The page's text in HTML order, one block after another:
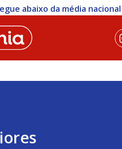
começam nesta sexta;